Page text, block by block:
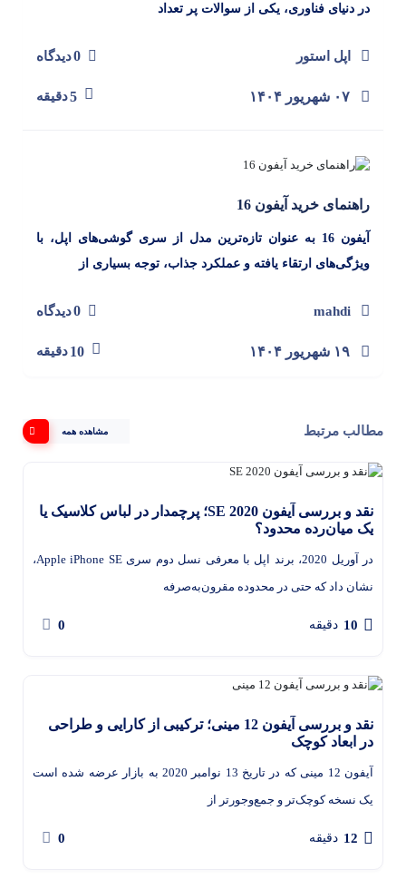
در دنیای فناوری، یکی از سوالات پر تعداد
اپل استور 0دیدگاه
۰۷ شهریور ۱۴۰۴ 5دقیقه
راهنمای خرید آیفون 16
آیفون 16 به عنوان تازه‌ترین مدل از سری گوشی‌های اپل، با
ویژگی‌های ارتقاء یافته و عملکرد جذاب، توجه بسیاری از
mahdi
0دیدگاه
۱۹ شهریور ۱۴۰۴ 10دقیقه
مطالب مرتبط مشاهده همه
نقد و بررسی آیفون SE 2020؛ پرچمدار در لباس کلاسیک یا
یک میان‌رده محدود؟
در آوریل 2020، برند اپل با معرفی نسل دوم سری Apple iPhone SE،
نشان داد که حتی در محدوده مقرون‌به‌صرفه
10 دقیقه 0
نقد و بررسی آیفون 12 مینی؛ ترکیبی از کارایی و طراحی
در ابعاد کوچک
آیفون 12 مینی که در تاریخ 13 نوامبر 2020 به بازار عرضه شده است
یک نسخه کوچک‌تر و جمع‌وجورتر از
12 دقیقه 0